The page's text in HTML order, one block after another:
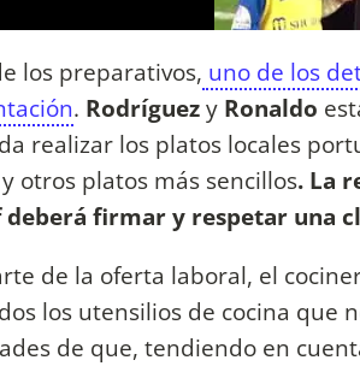
los preparativos, uno de los
. Rodríguezy Ronaldo
realizar los platos locales
otros platos más sencillos. La
deberá firmar y respetar una
de la oferta laboral, el
los utensilios de cocina que
de que, tendiendo en